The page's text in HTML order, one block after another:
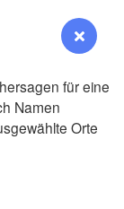
für eine
Namen
Orte